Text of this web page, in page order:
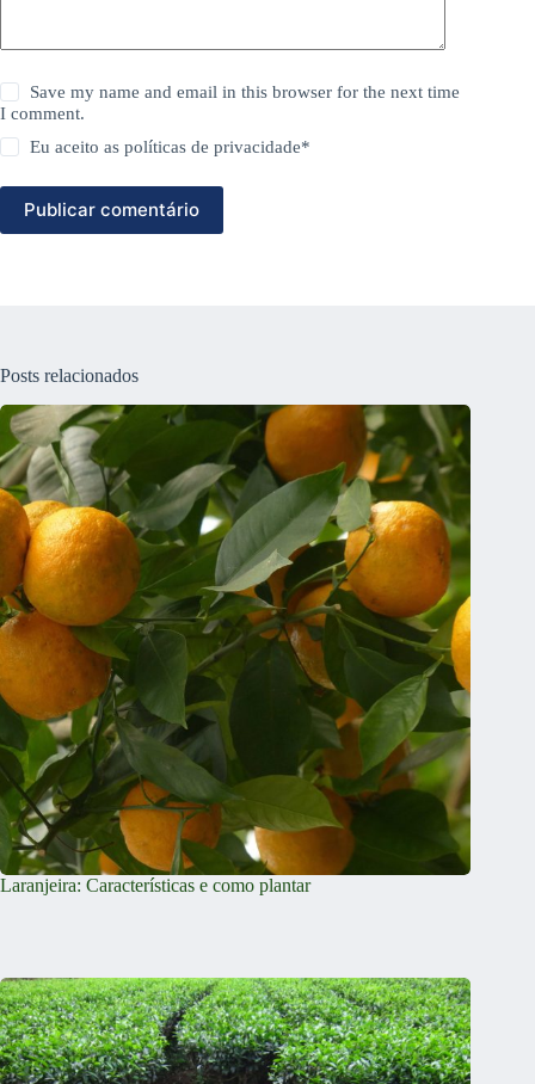
Save my name and email in this browser for the next time
I comment.
Eu aceito aspolíticas de privacidade*
Publicar comentário
Posts relacionados
Laranjeira: Características e como plantar